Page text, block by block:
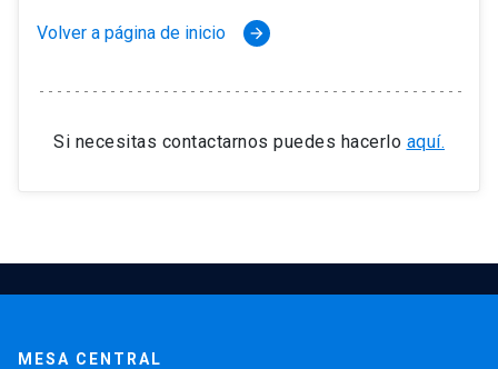
Volver a página de inicio arrow_forward
Si necesitas contactarnos puedes hacerlo aquí.
MESA CENTRAL